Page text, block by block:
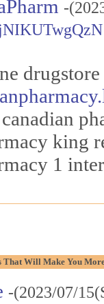
-
king
1
That Will Make You
-(2023/07/